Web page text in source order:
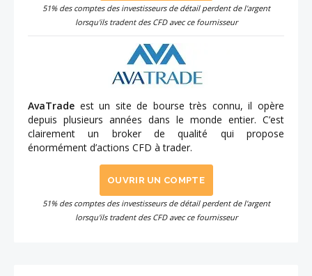
51% des comptes des investisseurs de détail perdent de l'argent
lorsqu'ils tradent des CFD avec ce fournisseur
AvaTrade est un site de bourse très connu, il opère
depuis plusieurs années dans le monde entier. C’est
clairement un broker de qualité qui propose
énormément d’actions CFD à trader.
OUVRIR UN COMPTE
51% des comptes des investisseurs de détail perdent de l'argent
lorsqu'ils tradent des CFD avec ce fournisseur